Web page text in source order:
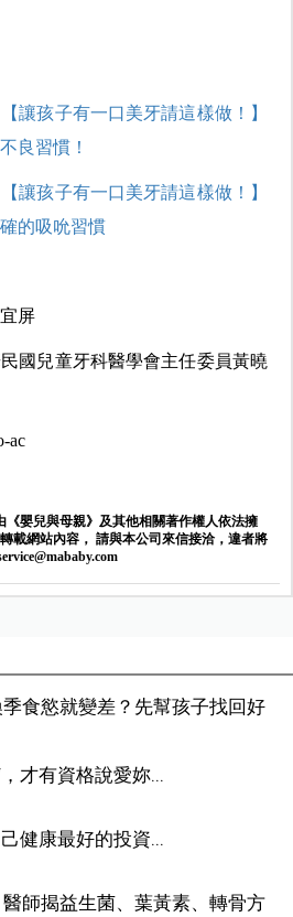
【讓孩子有一口美牙請這樣做！】
良習慣！
【讓孩子有一口美牙請這樣做！】
的吸吮習慣
宜屏
國兒童牙科醫學會主任委員黃曉
ac
嬰兒與母親》及其他相關著作權人依法擁
載網站內容， 請與本公司來信接洽，違者將
食慾就變差？先幫孩子找回好
才有資格說愛妳...
健康最好的投資...
師揭益生菌、葉黃素、轉骨方